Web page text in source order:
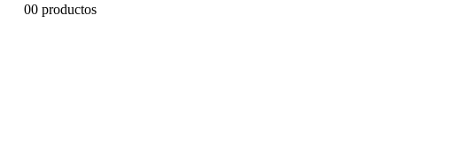
00 productos